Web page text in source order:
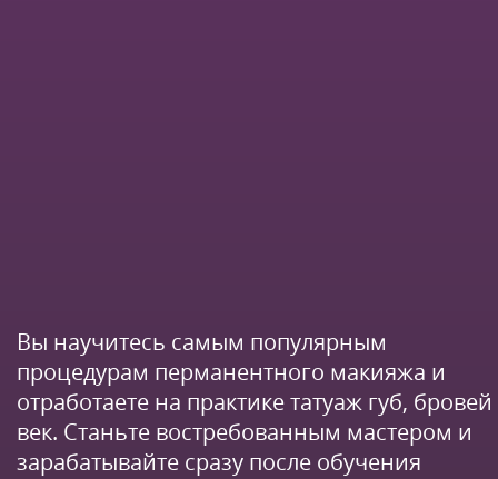
Вы научитесь самым популярным
процедурам перманентного макияжа и
отработаете на практике татуаж губ,
век. Станьте востребованным мастером и
зарабатывайте сразу после обучения